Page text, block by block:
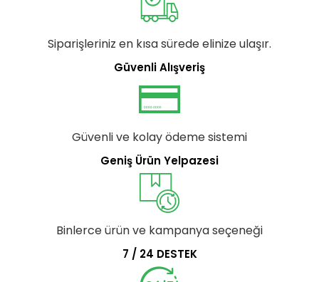
Siparişleriniz en kısa sürede elinize ulaşır.
Güvenli Alışveriş
Güvenli ve kolay ödeme sistemi
Geniş Ürün Yelpazesi
Binlerce ürün ve kampanya seçeneği
7 / 24 DESTEK